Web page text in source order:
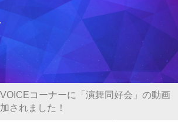
ンパス LINE申し込み
コーナーに「演舞同好会」の動画
されました！